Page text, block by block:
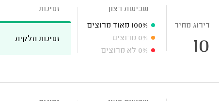
דירוג מחיר
10
שביעות רצון
100% מאוד מרוצים
0% מרוצים
0% לא מרוצים
זמינות
זמינות חלקית